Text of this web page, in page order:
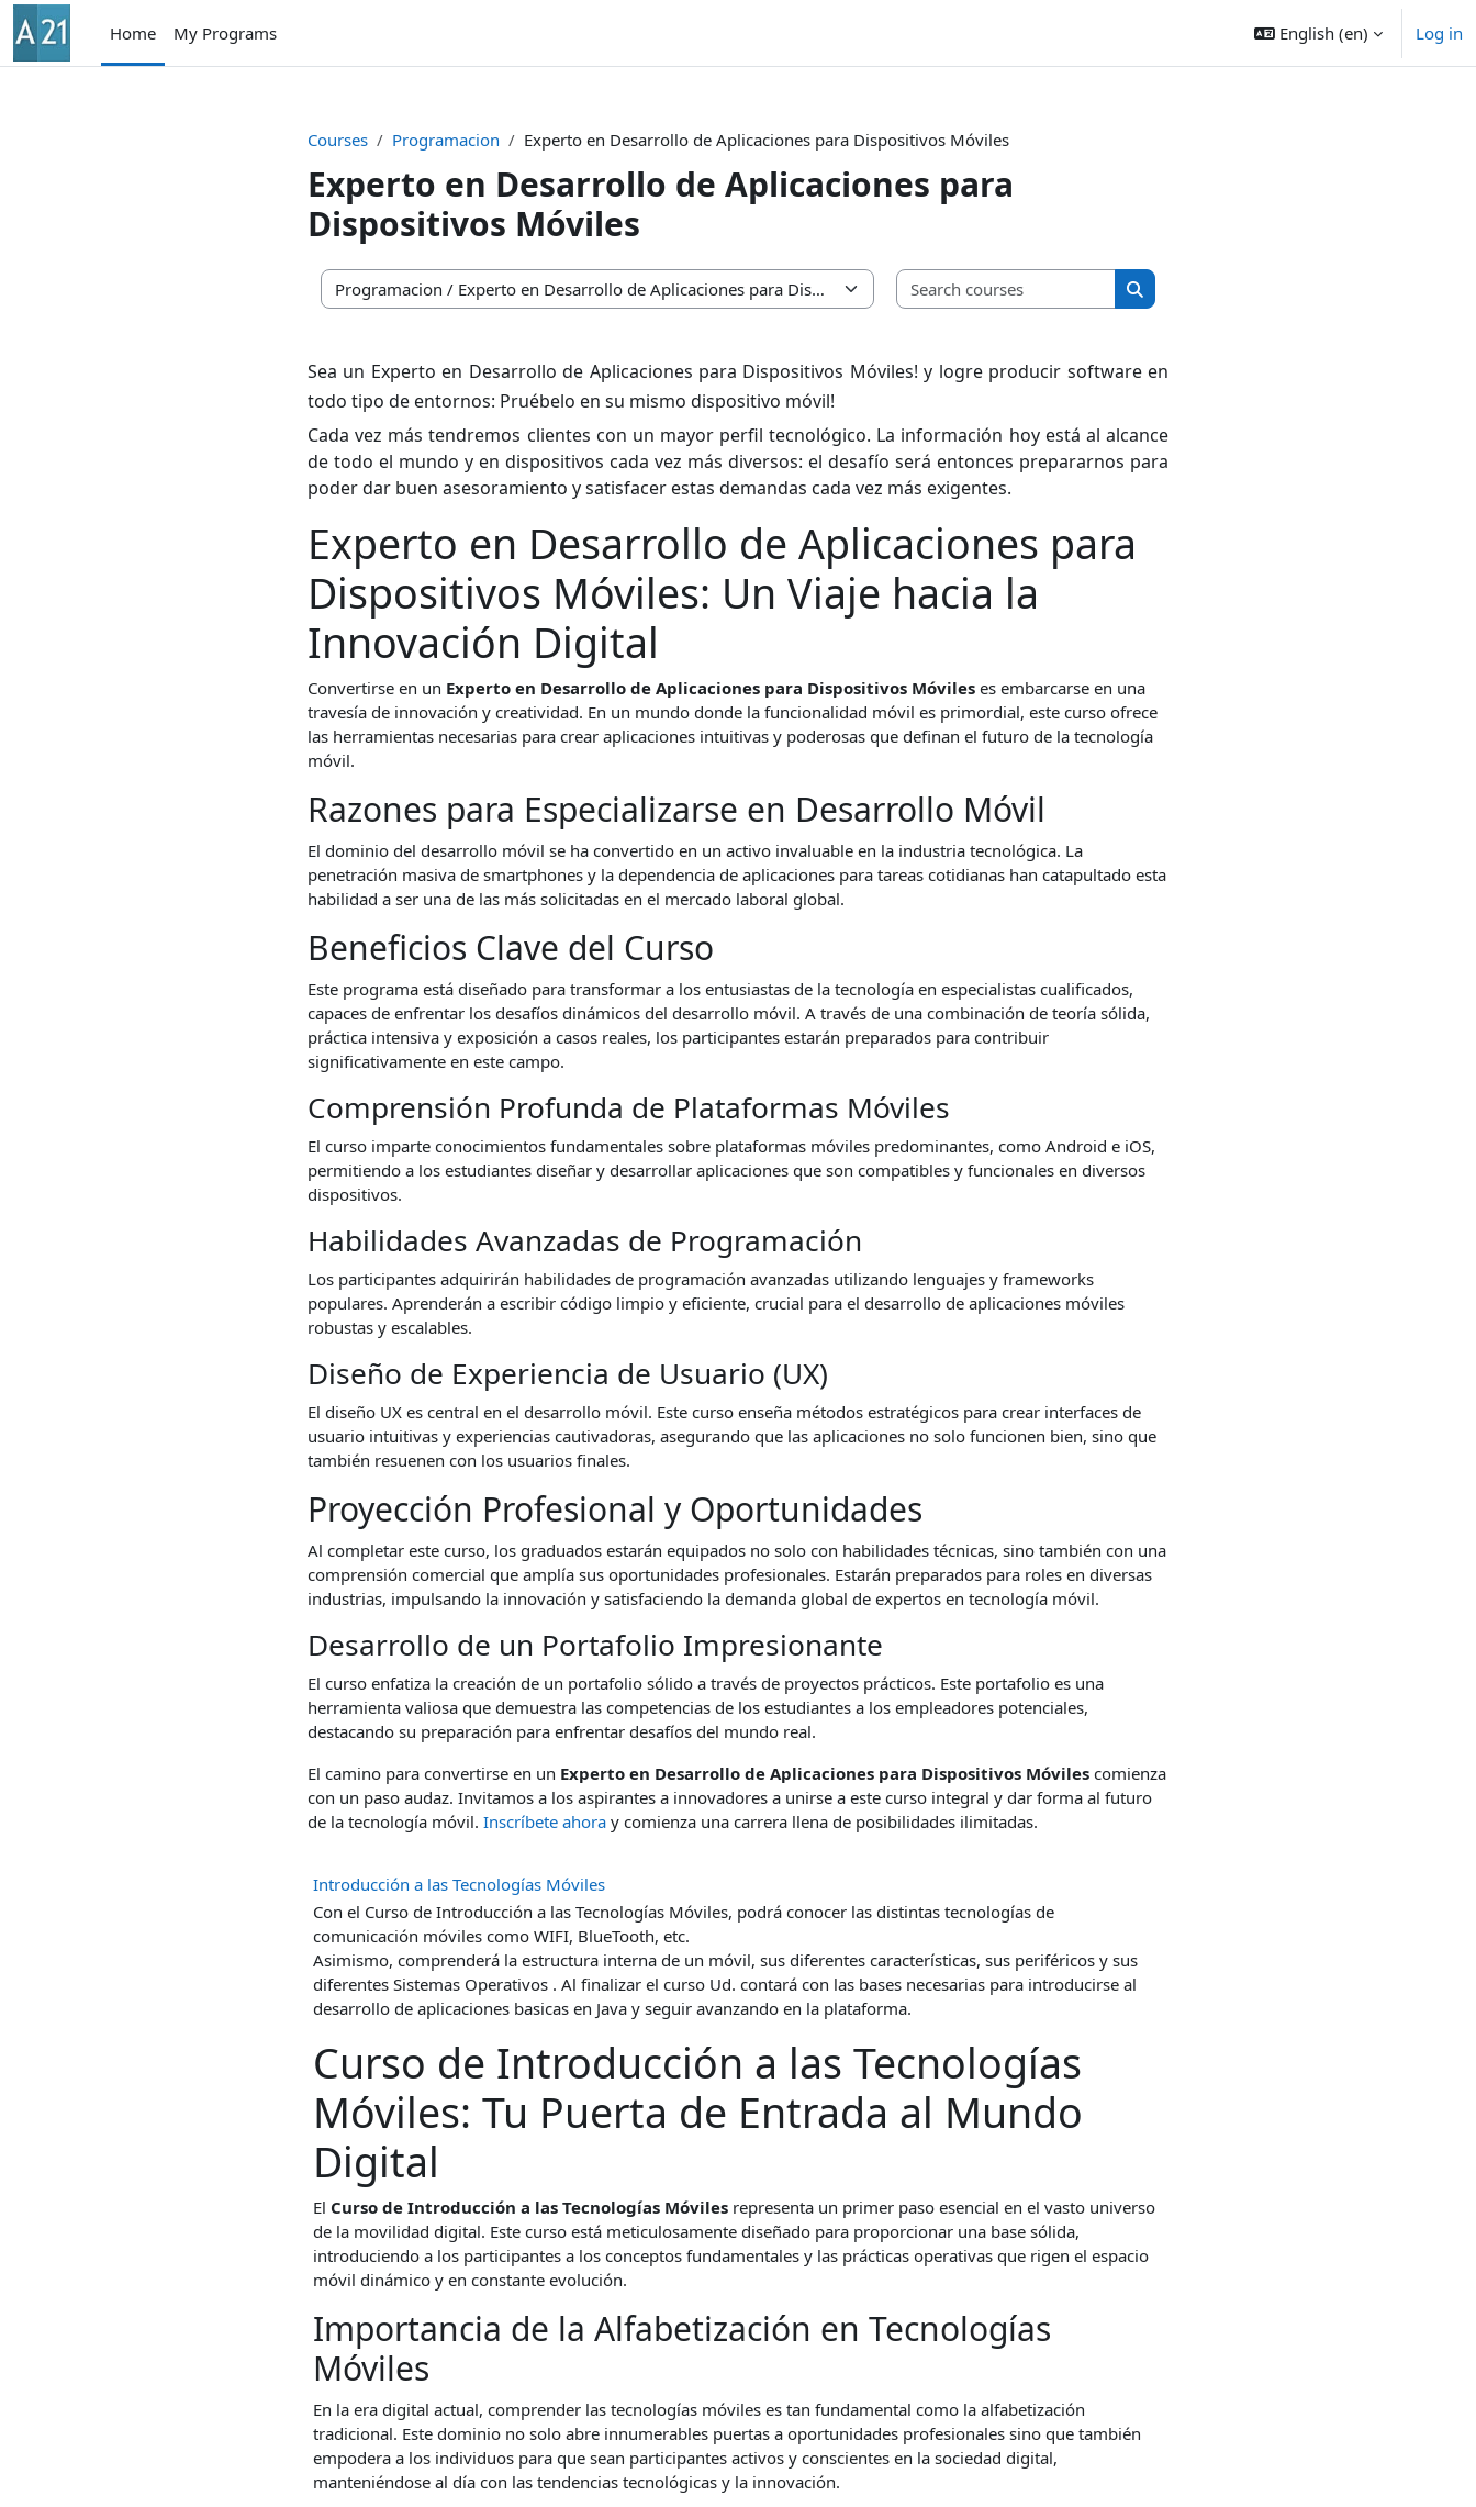
Skip to main content
Home
My Programs English ‎(en)‎ Log in
Courses Programacion Experto en Desarrollo de Aplicaciones para Dispositivos Móviles
Experto en Desarrollo de Aplicaciones para
Dispositivos Móviles
Course categories
Search courses
Search courses
Sea un Experto en Desarrollo de Aplicaciones para Dispositivos Móviles! y logre producir software en
todo tipo de entornos: Pruébelo en su mismo dispositivo móvil!
Cada vez más tendremos clientes con un mayor perfil tecnológico. La información hoy está al alcance
de todo el mundo y en dispositivos cada vez más diversos: el desafío será entonces prepararnos para
poder dar buen asesoramiento y satisfacer estas demandas cada vez más exigentes.
Experto en Desarrollo de Aplicaciones para
Dispositivos Móviles: Un Viaje hacia la
Innovación Digital
Convertirse en un Experto en Desarrollo de Aplicaciones para Dispositivos Móviles es embarcarse en una
travesía de innovación y creatividad. En un mundo donde la funcionalidad móvil es primordial, este curso ofrece
las herramientas necesarias para crear aplicaciones intuitivas y poderosas que definan el futuro de la tecnología
móvil.
Razones para Especializarse en Desarrollo Móvil
El dominio del desarrollo móvil se ha convertido en un activo invaluable en la industria tecnológica. La
penetración masiva de smartphones y la dependencia de aplicaciones para tareas cotidianas han catapultado esta
habilidad a ser una de las más solicitadas en el mercado laboral global.
Beneficios Clave del Curso
Este programa está diseñado para transformar a los entusiastas de la tecnología en especialistas cualificados,
capaces de enfrentar los desafíos dinámicos del desarrollo móvil. A través de una combinación de teoría sólida,
práctica intensiva y exposición a casos reales, los participantes estarán preparados para contribuir
significativamente en este campo.
Comprensión Profunda de Plataformas Móviles
El curso imparte conocimientos fundamentales sobre plataformas móviles predominantes, como Android e iOS,
permitiendo a los estudiantes diseñar y desarrollar aplicaciones que son compatibles y funcionales en diversos
dispositivos.
Habilidades Avanzadas de Programación
Los participantes adquirirán habilidades de programación avanzadas utilizando lenguajes y frameworks
populares. Aprenderán a escribir código limpio y eficiente, crucial para el desarrollo de aplicaciones móviles
robustas y escalables.
Diseño de Experiencia de Usuario (UX)
El diseño UX es central en el desarrollo móvil. Este curso enseña métodos estratégicos para crear interfaces de
usuario intuitivas y experiencias cautivadoras, asegurando que las aplicaciones no solo funcionen bien, sino que
también resuenen con los usuarios finales.
Proyección Profesional y Oportunidades
Al completar este curso, los graduados estarán equipados no solo con habilidades técnicas, sino también con una
comprensión comercial que amplía sus oportunidades profesionales. Estarán preparados para roles en diversas
industrias, impulsando la innovación y satisfaciendo la demanda global de expertos en tecnología móvil.
Desarrollo de un Portafolio Impresionante
El curso enfatiza la creación de un portafolio sólido a través de proyectos prácticos. Este portafolio es una
herramienta valiosa que demuestra las competencias de los estudiantes a los empleadores potenciales,
destacando su preparación para enfrentar desafíos del mundo real.
El camino para convertirse en un Experto en Desarrollo de Aplicaciones para Dispositivos Móviles comienza
con un paso audaz. Invitamos a los aspirantes a innovadores a unirse a este curso integral y dar forma al futuro
de la tecnología móvil. Inscríbete ahora y comienza una carrera llena de posibilidades ilimitadas.
Introducción a las Tecnologías Móviles
Con el Curso de Introducción a las Tecnologías Móviles, podrá conocer las distintas tecnologías de
comunicación móviles como WIFI, BlueTooth, etc.
Asimismo, comprenderá la estructura interna de un móvil, sus diferentes características, sus periféricos y sus
diferentes Sistemas Operativos . Al finalizar el curso Ud. contará con las bases necesarias para introducirse al
desarrollo de aplicaciones basicas en Java y seguir avanzando en la plataforma.
Curso de Introducción a las Tecnologías
Móviles: Tu Puerta de Entrada al Mundo
Digital
El Curso de Introducción a las Tecnologías Móviles representa un primer paso esencial en el vasto universo
de la movilidad digital. Este curso está meticulosamente diseñado para proporcionar una base sólida,
introduciendo a los participantes a los conceptos fundamentales y las prácticas operativas que rigen el espacio
móvil dinámico y en constante evolución.
Importancia de la Alfabetización en Tecnologías
Móviles
En la era digital actual, comprender las tecnologías móviles es tan fundamental como la alfabetización
tradicional. Este dominio no solo abre innumerables puertas a oportunidades profesionales sino que también
empodera a los individuos para que sean participantes activos y conscientes en la sociedad digital,
manteniéndose al día con las tendencias tecnológicas y la innovación.